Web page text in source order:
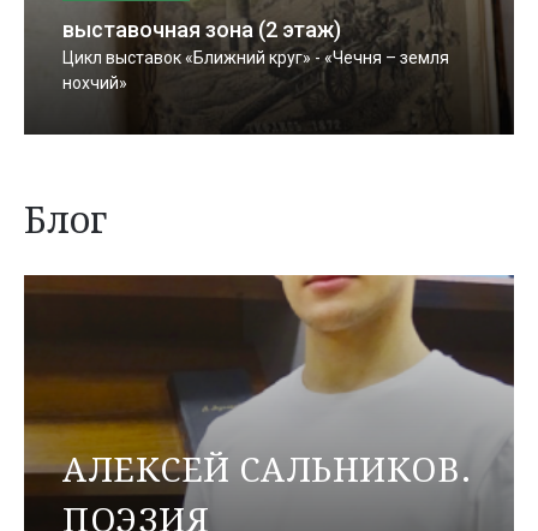
выставочная зона (2 этаж)
Цикл выставок «Ближний круг» - «Чечня – земля
нохчий»
Блог
АЛЕКСЕЙ САЛЬНИКОВ.
ПОЭЗИЯ